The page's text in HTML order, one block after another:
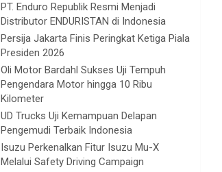
PT. Enduro Republik Resmi Menjadi
Distributor ENDURISTAN di Indonesia
Persija Jakarta Finis Peringkat Ketiga Piala
Presiden 2026
Oli Motor Bardahl Sukses Uji Tempuh
Pengendara Motor hingga 10 Ribu
Kilometer
UD Trucks Uji Kemampuan Delapan
Pengemudi Terbaik Indonesia
Isuzu Perkenalkan Fitur Isuzu Mu-X
Melalui Safety Driving Campaign